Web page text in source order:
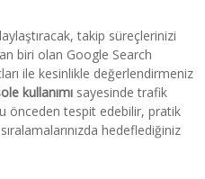
takip süreçlerinizi
biri olan Google Search
ile kesinlikle değerlendirmeniz
kullanımı sayesinde trafik
önceden tespit edebilir, pratik
hedeflediğiniz